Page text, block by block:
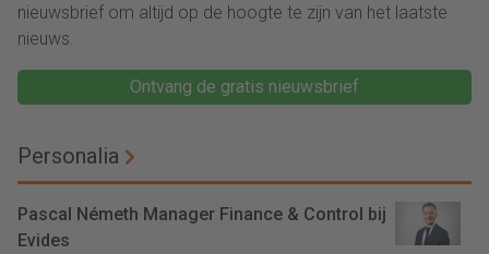
nieuwsbrief om altijd op de hoogte te zijn van het laatste
nieuws.
Ontvang de gratis nieuwsbrief
Personalia
Pascal Németh Manager Finance & Control bij
Evides